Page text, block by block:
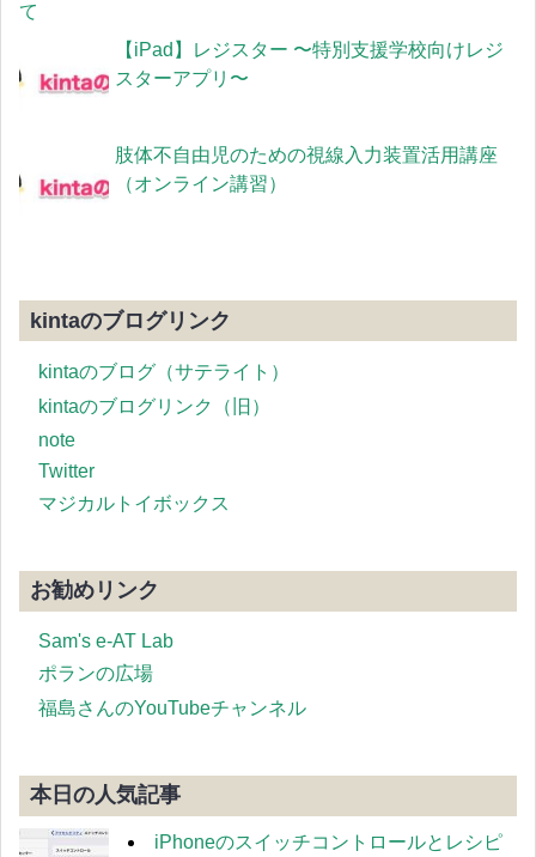
て
【iPad】レジスター 〜特別支援学校向けレジ
スターアプリ〜
肢体不自由児のための視線入力装置活用講座
（オンライン講習）
kintaのブログリンク
kintaのブログ（サテライト）
kintaのブログリンク（旧）
note
Twitter
マジカルトイボックス
お勧めリンク
Sam's e-AT Lab
ポランの広場
福島さんのYouTubeチャンネル
本日の人気記事
iPhoneのスイッチコントロールとレシピ